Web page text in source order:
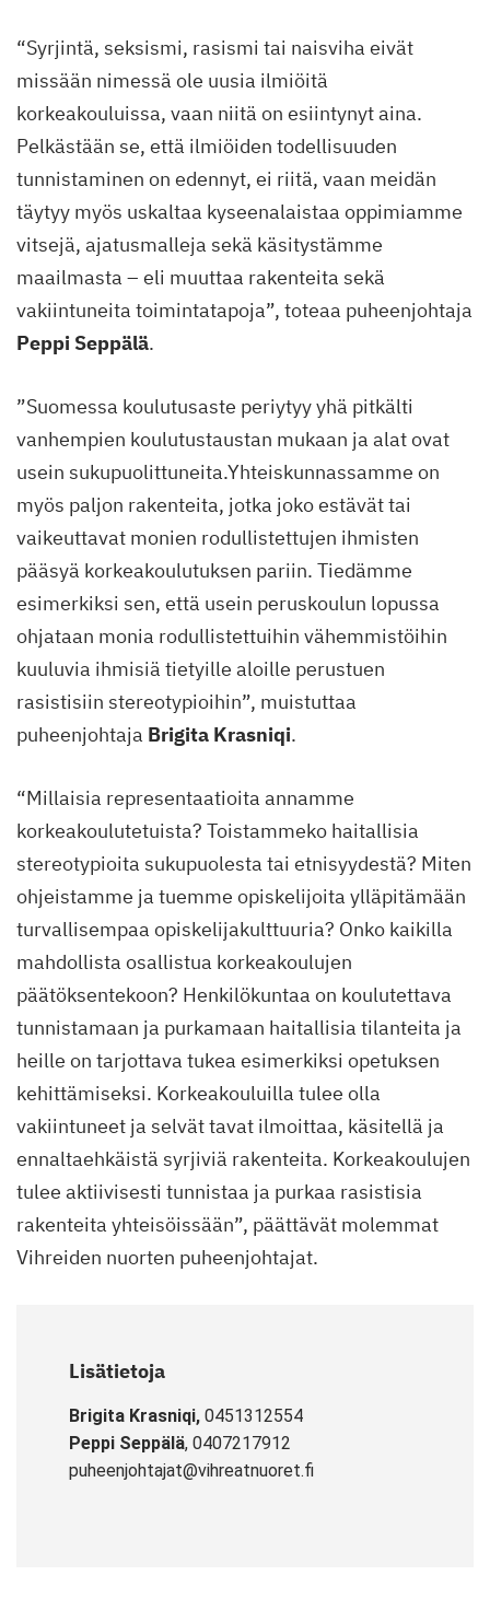
“Syrjintä, seksismi, rasismi tai naisviha eivät
missään nimessä ole uusia ilmiöitä
korkeakouluissa, vaan niitä on esiintynyt aina.
Pelkästään se, että ilmiöiden todellisuuden
tunnistaminen on edennyt, ei riitä, vaan meidän
täytyy myös uskaltaa kyseenalaistaa oppimiamme
vitsejä, ajatusmalleja sekä käsitystämme
maailmasta – eli muuttaa rakenteita sekä
vakiintuneita toimintatapoja”, toteaa puheenjohtaja
Peppi Seppälä.
”Suomessa koulutusaste periytyy yhä pitkälti
vanhempien koulutustaustan mukaan ja alat ovat
usein sukupuolittuneita.Yhteiskunnassamme on
myös paljon rakenteita, jotka joko estävät tai
vaikeuttavat monien rodullistettujen ihmisten
pääsyä korkeakoulutuksen pariin. Tiedämme
esimerkiksi sen, että usein peruskoulun lopussa
ohjataan monia rodullistettuihin vähemmistöihin
kuuluvia ihmisiä tietyille aloille perustuen
rasistisiin stereotypioihin”, muistuttaa
puheenjohtaja Brigita Krasniqi.
“Millaisia representaatioita annamme
korkeakoulutetuista? Toistammeko haitallisia
stereotypioita sukupuolesta tai etnisyydestä? Miten
ohjeistamme ja tuemme opiskelijoita ylläpitämään
turvallisempaa opiskelijakulttuuria? Onko kaikilla
mahdollista osallistua korkeakoulujen
päätöksentekoon? Henkilökuntaa on koulutettava
tunnistamaan ja purkamaan haitallisia tilanteita ja
heille on tarjottava tukea esimerkiksi opetuksen
kehittämiseksi. Korkeakouluilla tulee olla
vakiintuneet ja selvät tavat ilmoittaa, käsitellä ja
ennaltaehkäistä syrjiviä rakenteita. Korkeakoulujen
tulee aktiivisesti tunnistaa ja purkaa rasistisia
rakenteita yhteisöissään”, päättävät molemmat
Vihreiden nuorten puheenjohtajat.
Lisätietoja
Brigita Krasniqi, 0451312554
Peppi Seppälä, 0407217912
puheenjohtajat@vihreatnuoret.fi